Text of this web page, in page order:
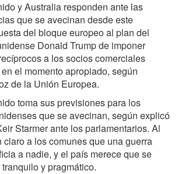
y Australia responden ante las
que se avecinan desde este
del bloque europeo al plan del
Donald Trump de imponer
a los socios comerciales
el momento apropiado, según
de la Unión Europea.
toma sus previsiones para los
que se avecinan, según explicó
Starmer ante los parlamentarios. Al
a los comunes que una guerra
a nadie, y el país merece que se
y pragmático.